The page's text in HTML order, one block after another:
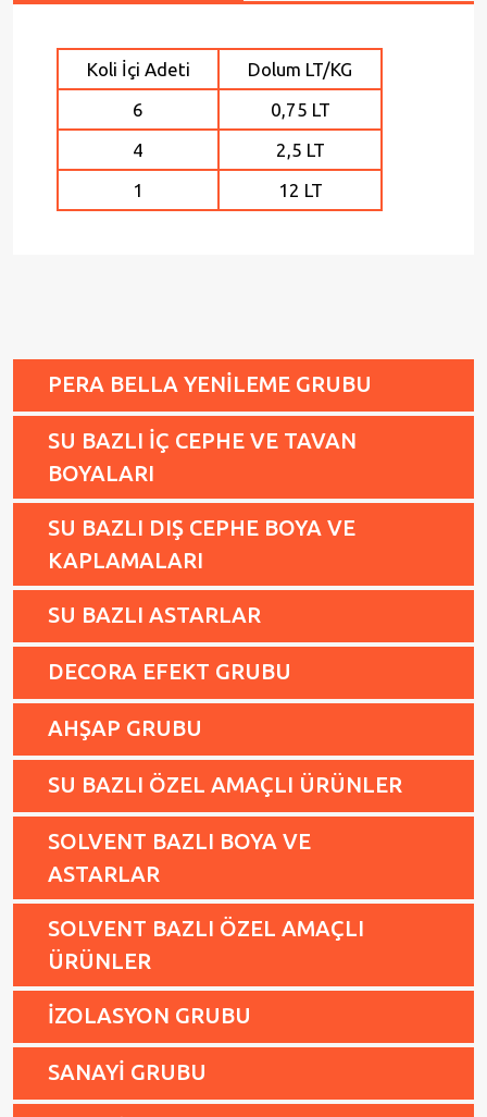
PERA BELLA YENİLEME GRUBU
SU BAZLI İÇ CEPHE VE TAVAN
BOYALARI
SU BAZLI DIŞ CEPHE BOYA VE
KAPLAMALARI
SU BAZLI ASTARLAR
DECORA EFEKT GRUBU
AHŞAP GRUBU
SU BAZLI ÖZEL AMAÇLI ÜRÜNLER
SOLVENT BAZLI BOYA VE
ASTARLAR
SOLVENT BAZLI ÖZEL AMAÇLI
ÜRÜNLER
İZOLASYON GRUBU
SANAYİ GRUBU
Koli İçi Adeti
Dolum LT/KG
6
0,75 LT
4
2,5 LT
1
12 LT